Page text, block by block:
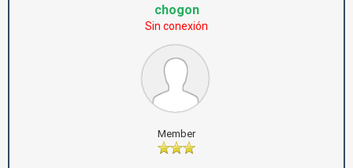
chogon
Sin conexión
Member